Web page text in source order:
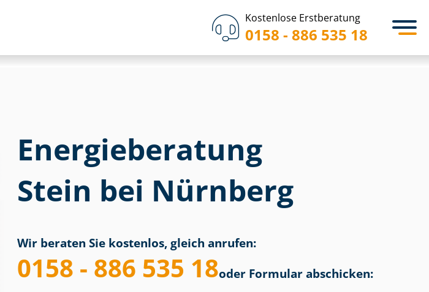
Kostenlose Erstberatung
0158 - 886 535 18
Energieberatung
Stein bei Nürnberg
Wir beraten Sie kostenlos, gleich anrufen:
0158 - 886 535 18oder Formular abschicken: